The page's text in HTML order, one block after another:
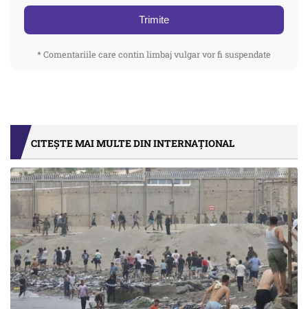
Trimite
* Comentariile care contin limbaj vulgar vor fi suspendate
CITEȘTE MAI MULTE DIN INTERNAȚIONAL